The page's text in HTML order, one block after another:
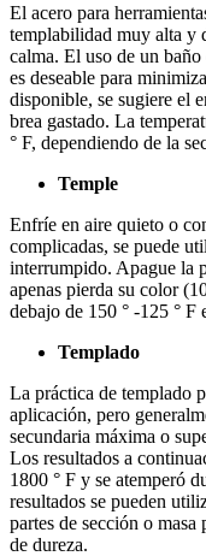
El acero para
templabilidad muy alta y
calma. El uso de un
es deseable para
disponible, se sugiere el
brea gastado. La
° F, dependiendo de la
Temple
Enfríe en aire quieto o
complicadas, se puede
interrumpido. Apague la
apenas pierda su color
debajo de 150 ° -125 ° F
Templado
La práctica de templado
aplicación, pero
secundaria máxima o
Los resultados a
1800 ° F y se atemperó
resultados se pueden
partes de sección o masa
de dureza.